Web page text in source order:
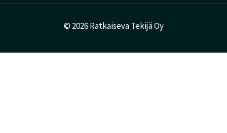
© 2026 Ratkaiseva Tekijä Oy